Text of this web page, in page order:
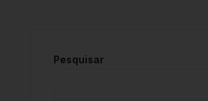
Pesquisar